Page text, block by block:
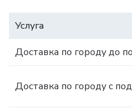
Услуга
Доставка по городу до
Доставка по городу с